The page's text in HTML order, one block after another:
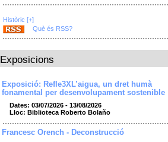
Històric [+]
Què és RSS?
Exposicions
Exposició: Refle3XL’aigua, un dret humà
fonamental per desenvolupament sostenible
Dates: 03/07/2026 - 13/08/2026
Lloc: Biblioteca Roberto Bolaño
Francesc Orench - Deconstrucció